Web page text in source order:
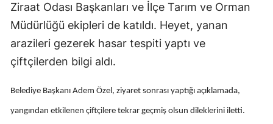
Giresun
Gümüşhane
Hatay
Isparta
Ziraat Odası Başkanları ve İlçe Tarım ve Orman
Müdürlüğü ekipleri de katıldı. Heyet, yanan
arazileri gezerek hasar tespiti yaptı ve
çiftçilerden bilgi aldı.
Belediye Başkanı Adem Özel, ziyaret sonrası yaptığı açıklamada,
yangından etkilenen çiftçilere tekrar geçmiş olsun dileklerini iletti.